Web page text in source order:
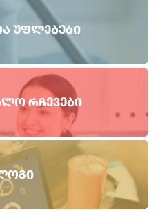
ᲣᲤᲚᲔᲑᲔᲑᲘ
ᲠᲩᲔᲕᲔᲑᲘ